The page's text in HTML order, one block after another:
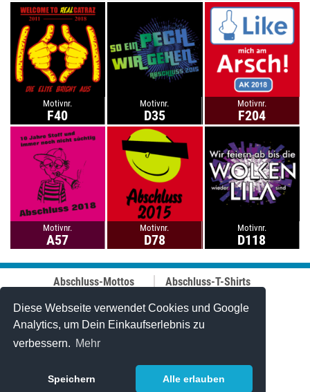
Diese Webseite verwendet Cookies und Google
Analytics, um Dein Einkaufserlebnis zu
verbessern. Mehr
Speichern Alle erlauben
Motivnr.
F40
Motivnr.
D35
Motivnr.
F204
Motivnr.
A57
Motivnr.
D78
Motivnr.
D118
Abschluss-Mottos
Abi-Mottos
Lehrer-Motive
Online-Designer
Abschluss-T-Shirts
Best-Price-
Abschlussshirts
Stuff & Bändchen